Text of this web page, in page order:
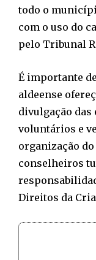
todo o
com o uso do
pelo Tribunal
É importante
aldeense
divulgação das
voluntários e
organização
conselheiros
Direitos da